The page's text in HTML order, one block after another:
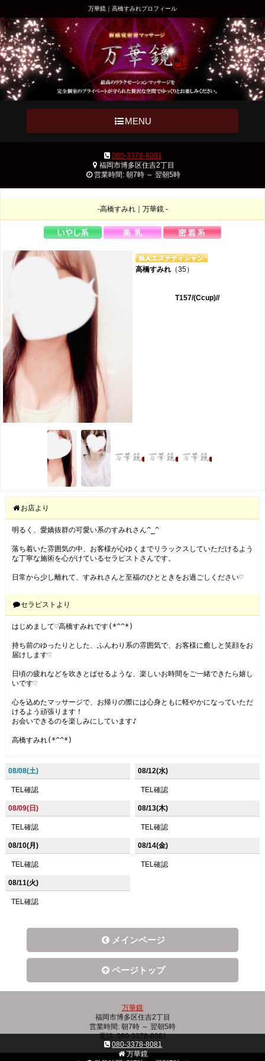
万華鏡｜高橋すみれプロフィール
MENU
080-3378-8081
福岡市博多区住吉2丁目
営業時間: 朝7時 ～ 翌朝5時
-高橋すみれ｜万華鏡 -
高橋すみれ （35）
T157/(Ccup)//
お店より
明るく、愛嬌抜群の可愛い系のすみれさん^_^
落ち着いた雰囲気の中、お客様が心ゆくまでリラックスしていただけるよう
な丁寧な施術を心がけているセラピストさんです。
日常から少し離れて、すみれさんと至福のひとときをお過ごしください♡
セラピストより
はじめまして♡高橋すみれです(*^^*)
持ち前のゆったりとした、ふんわり系の雰囲気で、お客様に癒しと笑顔をお
届けします♡
日頃の疲れなどを吹きとばせるような、楽しいお時間をご一緒できたら嬉し
いです♡
心を込めたマッサージで、お帰りの際には心身ともに軽やかになっていただ
けるよう頑張ります！
お会いできるのを楽しみにしています♪
高橋すみれ(*^^*)
08/08(土)
TEL確認
08/09(日)
TEL確認
08/10(月)
TEL確認
08/11(火)
TEL確認
08/12(水)
TEL確認
08/13(木)
TEL確認
08/14(金)
TEL確認
メインページ
ページトップ
万華鏡
福岡市博多区住吉2丁目
営業時間: 朝7時 ～ 翌朝5時
電話: 080-3378-8081
080-3378-8081
万華鏡